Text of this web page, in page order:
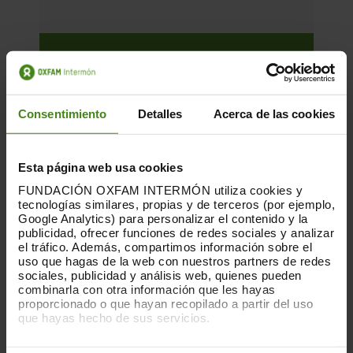
Consentimiento Detalles Acerca de las cookies
Esta página web usa cookies
FUNDACIÓN OXFAM INTERMÓN utiliza cookies y
tecnologías similares, propias y de terceros (por ejemplo,
Google Analytics) para personalizar el contenido y la
publicidad, ofrecer funciones de redes sociales y analizar
el tráfico. Además, compartimos información sobre el
uso que hagas de la web con nuestros partners de redes
sociales, publicidad y análisis web, quienes pueden
combinarla con otra información que les hayas
proporcionado o que hayan recopilado a partir del uso
que hayas hecho de sus servicios.
01.12.2025
La huella que dejan las nubes. Los